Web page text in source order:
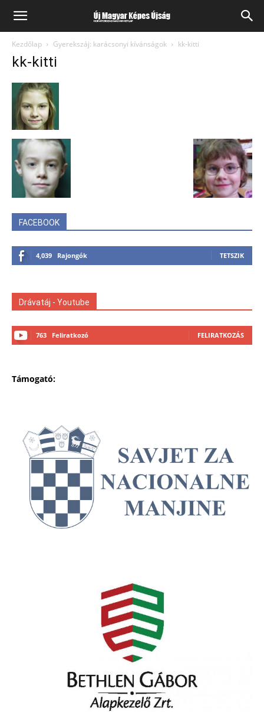
Kezdőlap Gyerekszáj: karácsonyi kívánságok kk-kitti
kk-kitti
FACEBOOK
4,039 Rajongók TETSZIK
Drávatáj - Youtube
763 Feliratkozó FELIRATKOZÁS
Támogató: